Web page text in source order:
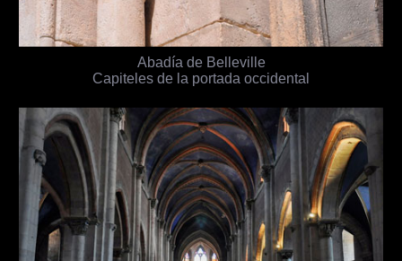
Abadía de Belleville
Capiteles de la portada occidental